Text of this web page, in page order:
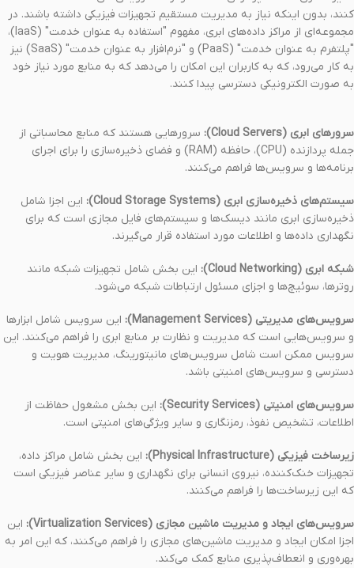
کنند، بدون اینکه نیاز به مدیریت مستقیم تجهیزات فیزیکی داشته باشند. در
مجموعه‌ای از مراکز داده‌های ابری، مفهوم "استفاده به عنوان خدمت" (IaaS)،
"پلتفرم به عنوان خدمت" (PaaS) و "نرم‌افزار به عنوان خدمت" (SaaS) نیز
به کار می‌رود، که به کاربران این امکان را می‌دهد که به منابع مورد نیاز خود
به صورت الکترونیکی دسترسی پیدا کنند.
سرورهای ابری (Cloud Servers):
سرورهایی هستند که منابع محاسباتی از
جمله پردازنده (CPU)، حافظه (RAM) و فضای ذخیره‌سازی را برای اجرای
برنامه‌ها و سرویس‌ها فراهم می‌کنند.
سیستم‌های ذخیره‌سازی ابری (Cloud Storage Systems):
این اجزا شامل
ذخیره‌سازی ابری مانند دیسک‌ها و سیستم‌های فایل مجازی است که برای
نگهداری داده‌ها و اطلاعات مورد استفاده قرار می‌گیرند.
شبکه ابری (Cloud Networking):
این بخش شامل تجهیزات شبکه مانند
روترها، سوئیچ‌ها و اجزای مسئول ارتباطات شبکه می‌شود.
سرویس‌های مدیریتی (Management Services):
این سرویس شامل ابزارها
و سرویس‌هایی است که مدیریت و نظارت بر منابع ابری را فراهم می‌کنند. این
سرویس ممکن است شامل سرویس‌های مانیتورینگ، مدیریت هویت و
دسترسی و سرویس‌های امنیتی باشد.
سرویس‌های امنیتی (Security Services):
این بخش مشغول حفاظت از
اطلاعات، تشخیص نفوذ، رمزنگاری و سایر ویژگی‌های امنیتی است.
زیرساخت فیزیکی (Physical Infrastructure):
این بخش شامل مراکز داده،
تجهیزات خنک‌کننده، نیروی انسانی برای نگهداری و سایر عناصر فیزیکی است
که این زیرساخت‌ها را فراهم می‌کنند.
سرویس‌های ایجاد و مدیریت ماشین مجازی (Virtualization Services):
این
اجزا امکان ایجاد و مدیریت ماشین‌های مجازی را فراهم می‌کنند، که این امر به
بهره‌وری و انعطاف‌پذیری منابع کمک می‌کند.